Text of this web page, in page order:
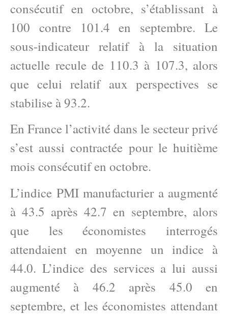
consécutif en octobre, s’établissant à
100 contre 101.4 en septembre. Le
sous-indicateur relatif à la situation
actuelle recule de 110.3 à 107.3, alors
que celui relatif aux perspectives se
stabilise à 93.2.
En France l’activité dans le secteur privé
s’est aussi contractée pour le huitième
mois consécutif en octobre.
L’indice PMI manufacturier a augmenté
à 43.5 après 42.7 en septembre, alors
que les économistes interrogés
attendaient en moyenne un indice à
44.0. L’indice des services a lui aussi
augmenté à 46.2 après 45.0 en
septembre, et les économistes attendant